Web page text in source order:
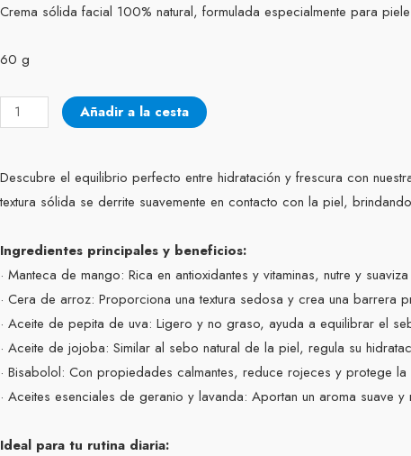
Crema sólida facial 100% natural, formulada especialmente para
60 g
Crema
sólida
Daisy
cantidad
Añadir a la cesta
Descubre el equilibrio perfecto entre hidratación y frescura con
textura sólida se derrite suavemente en contacto con la piel,
Ingredientes principales y beneficios:
· Manteca de mango: Rica en antioxidantes y vitaminas, nutre y
· Cera de arroz: Proporciona una textura sedosa y crea una barrera
· Aceite de pepita de uva: Ligero y no graso, ayuda a equilibrar el
· Aceite de jojoba: Similar al sebo natural de la piel, regula su
· Bisabolol: Con propiedades calmantes, reduce rojeces y protege
· Aceites esenciales de geranio y lavanda: Aportan un aroma suave
Ideal para tu rutina diaria: